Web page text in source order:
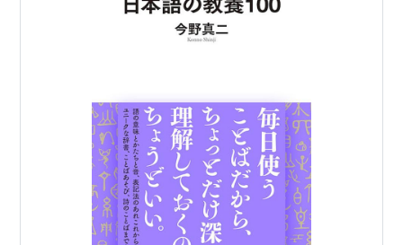
内閣総理大臣
平成22年内閣訓令
内閣訓令第1号
各行政機関